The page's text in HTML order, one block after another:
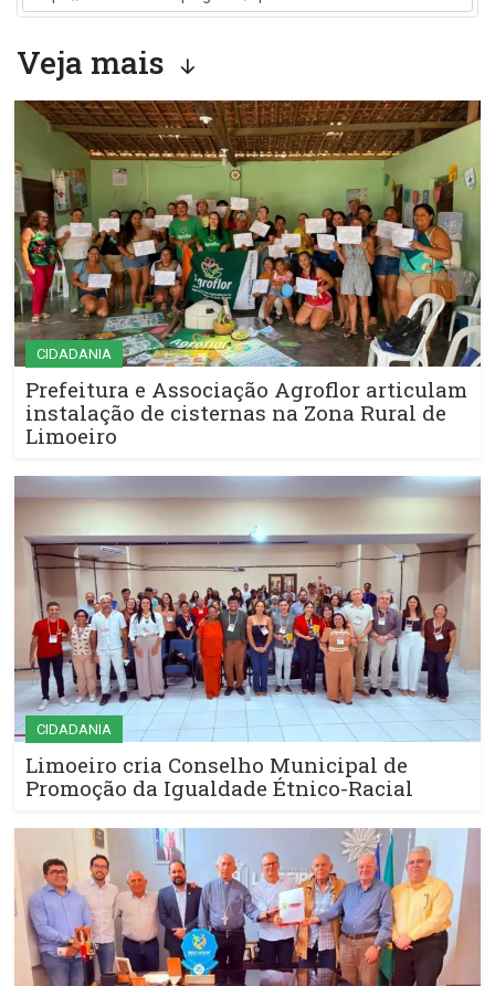
Veja mais
CIDADANIA
Prefeitura e Associação Agroflor articulam
instalação de cisternas na Zona Rural de
Limoeiro
CIDADANIA
Limoeiro cria Conselho Municipal de
Promoção da Igualdade Étnico-Racial